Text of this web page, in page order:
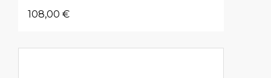
108,00 €